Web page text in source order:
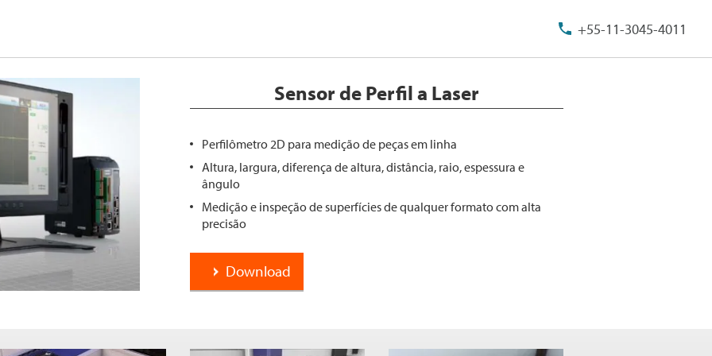
+55-11-3045-4011
Sensor de Perfil a Laser
Perfilômetro 2D para medição de peças em linha
Altura, largura, diferença de altura, distância, raio, espessura e
ângulo
Medição e inspeção de superfícies de qualquer formato com alta
precisão
Download